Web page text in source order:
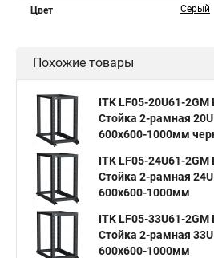
Цвет Серый
Похожие товары
ITK LF05-20U61-2GM
Стойка 2-рамная 20U
600х600-1000мм
ITK LF05-24U61-2GM
Стойка 2-рамная 24U
600х600-1000мм
ITK LF05-33U61-2GM
Стойка 2-рамная 33U
600х600-1000мм